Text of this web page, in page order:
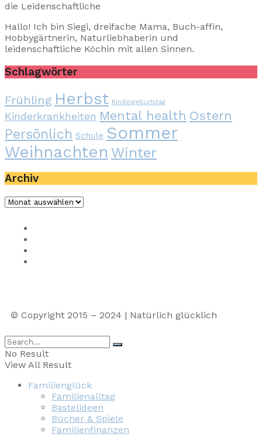
die Leidenschaftliche
Hallo! Ich bin Siegi, dreifache Mama, Buch-affin,
Hobbygärtnerin, Naturliebhaberin und
leidenschaftliche Köchin mit allen Sinnen.
Schlagwörter
Frühling Herbst Kindergeburtstag
Kinderkrankheiten Mental health Ostern
Persönlich Schule Sommer
Weihnachten Winter
Archiv
© Copyright 2015 – 2024 | Natürlich glücklich
No Result
View All Result
Familienglück
Familienalltag
Bastelideen
Bücher & Spiele
Familienfinanzen